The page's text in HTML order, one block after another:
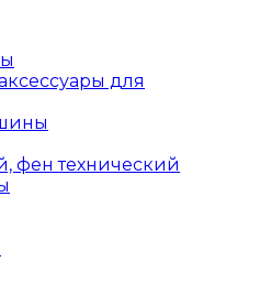
для
фен технический